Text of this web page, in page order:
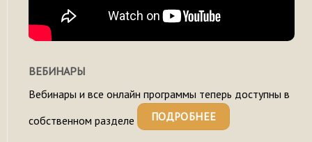
ВЕБИНАРЫ
Вебинары и все онлайн программы теперь доступны в
собственном разделе
ПОДРОБНЕЕ